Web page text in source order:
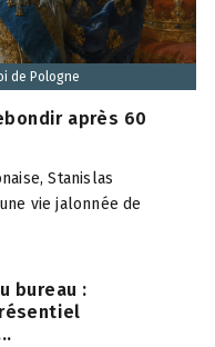
de Pologne
après 60
Stanislas
vie jalonnée de
bureau :